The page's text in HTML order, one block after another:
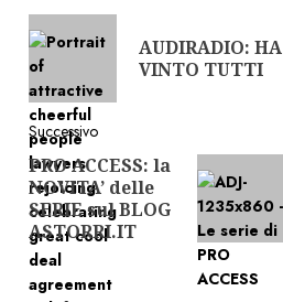
articolo
Articolo
precedente:
AUDIRADIO: HA
VINTO TUTTI
Successivo
Articolo
successivo:
PRO ACCESS: la
NOVITA’ delle
SERIE sul BLOG
ASTORRI.IT